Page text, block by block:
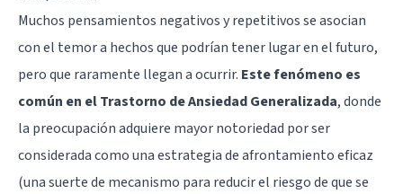
Muchos pensamientos negativos y repetitivos se asocian
con el temor a hechos que podrían tener lugar en el futuro,
pero que raramente llegan a ocurrir. Este fenómeno es
común en el Trastorno de Ansiedad Generalizada, donde
la preocupación adquiere mayor notoriedad por ser
considerada como una estrategia de afrontamiento eficaz
(una suerte de mecanismo para reducir el riesgo de que se